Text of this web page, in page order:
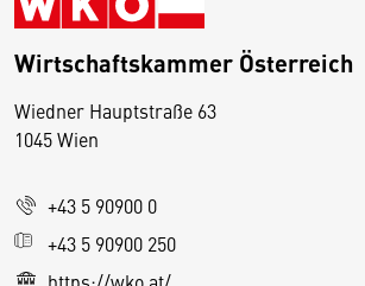
Wirtschaftskammer Österreich
Wiedner Hauptstraße 63
1045 Wien
+43 5 90900 0
+43 5 90900 250
D
s
e
S